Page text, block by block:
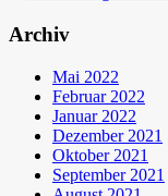
Archiv
Mai 2022
Februar 2022
Januar 2022
Dezember 2021
Oktober 2021
September 2021